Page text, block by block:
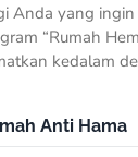
Anda yang
“Rumah
kedalam
Anti Hama